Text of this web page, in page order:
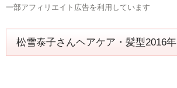
一部アフィリエイト広告を利用しています
松雪泰子さんヘアケア・髪型2016年